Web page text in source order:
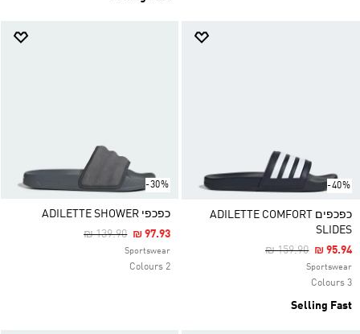
-40%
כפכפים ADILETTE COMFORT
SLIDES
Price Reduced
₪ 159.90To₪ 95.94
Sportswear
3 Colours
Selling Fast
-30%
כפכפי ADILETTE SHOWER
Price Reduced From
₪ 139.90To₪ 97.93
Sportswear
2 Colours